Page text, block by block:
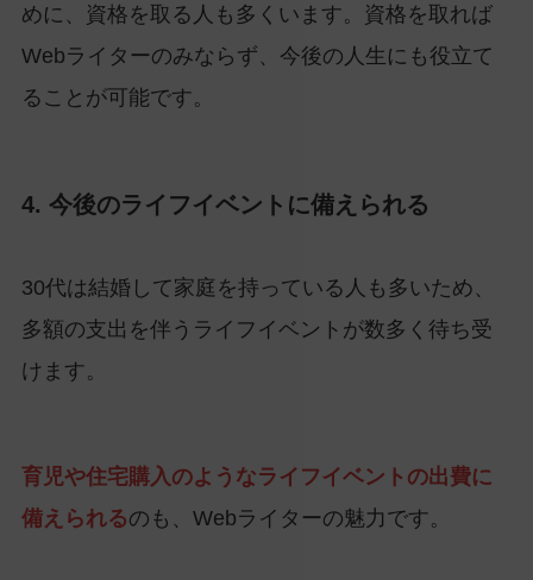
めに、資格を取る人も多くいます。資格を取れば
Webライターのみならず、今後の人生にも役立て
ることが可能です。
4. 今後のライフイベントに備えられる
30代は結婚して家庭を持っている人も多いため、
多額の支出を伴うライフイベントが数多く待ち受
けます。
育児や住宅購入のようなライフイベントの出費に
備えられるのも、Webライターの魅力です。